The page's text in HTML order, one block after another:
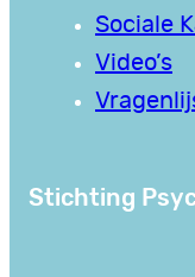
Sociale
Video’s
Stichting